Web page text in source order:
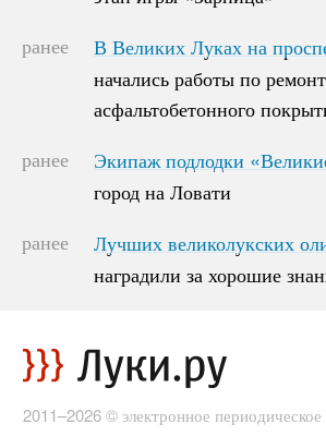
ранее
В Великих Луках на
начались работы по
асфальтобетонного
В Великих Луках на
начались работы по
асфальтобетонного
ранее
Экипаж подлодки
город на Ловати
Экипаж подлодки
город на Ловати
ранее
Лучших великолукских
наградили за хорошие
Лучших великолукских
наградили за хорошие
2011–2026 © электронное